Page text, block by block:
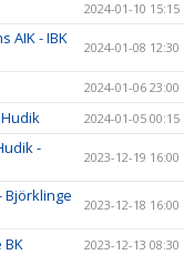
2024-01-10 15:15
AIK - IBK
2024-01-08 12:30
2024-01-06 23:00
2024-01-05 00:15
-
2023-12-19 16:00
Björklinge
2023-12-18 16:00
BK 2023-12-13 08:30